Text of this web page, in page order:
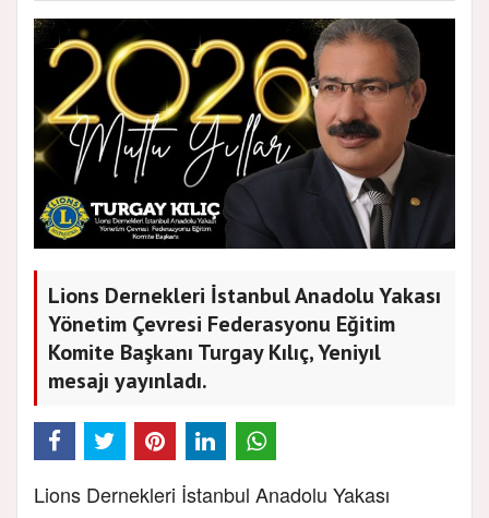
Lions Dernekleri İstanbul Anadolu Yakası
Yönetim Çevresi Federasyonu Eğitim
Komite Başkanı Turgay Kılıç, Yeniyıl
mesajı yayınladı.
Lions Dernekleri İstanbul Anadolu Yakası